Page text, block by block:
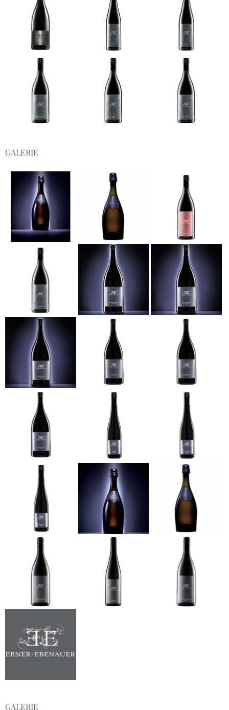
GALERIE
GALERIE